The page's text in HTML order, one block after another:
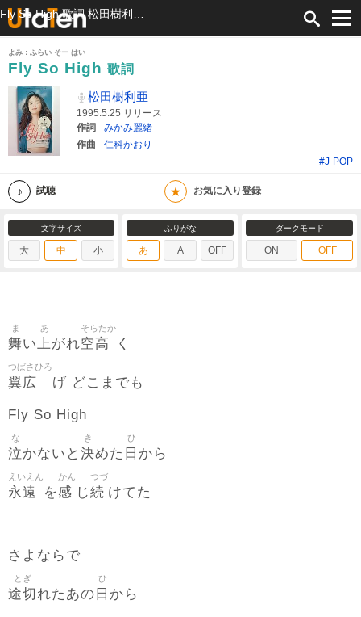
よみ：ふらい そー はい
Fly So High 歌詞
松田樹利亜
1995.5.25 リリース
作詞
みかみ麗緒
作曲
仁科かおり
#J-POP
試聴 ★ お気に入り登録
文字サイズ
大 中 小
ふりがな
あ A OFF
ダークモード
ON OFF
舞
ま
い上
あ
がれ空高
そらたか
く
翼広
つばさひろ
げ どこまでも
Fly So High
泣
な
かないと 決
き
めた 日
ひ
から
永遠
えいえん
を感
かん
じ続
つづ
けてた
さよならで
途切
とぎ
れたあの 日
ひ
から